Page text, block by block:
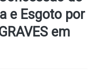
e Esgoto por
em